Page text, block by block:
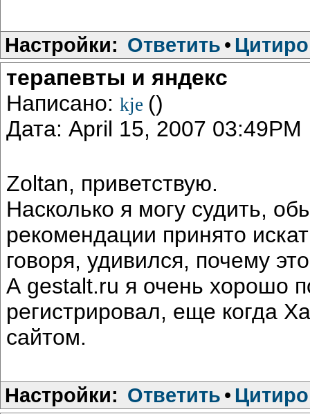
Настройки: Ответить •
терапевты и яндекс
Написано: kje ()
Дата: April 15, 2007 03:49PM
Zoltan, приветствую.
Насколько я могу судить,
рекомендации принято
говоря, удивился, почему
А gestalt.ru я очень хорошо
регистрировал, еще когда
сайтом.
Настройки: Ответить •